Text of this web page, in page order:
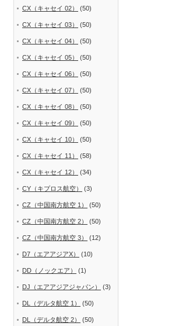
CX（キャセイ 02） (50)
CX（キャセイ 03） (50)
CX（キャセイ 04） (50)
CX（キャセイ 05） (50)
CX（キャセイ 06） (50)
CX（キャセイ 07） (50)
CX（キャセイ 08） (50)
CX（キャセイ 09） (50)
CX（キャセイ 10） (50)
CX（キャセイ 11） (58)
CX（キャセイ 12） (34)
CY（キプロス航空） (3)
CZ（中国南方航空 1） (50)
CZ（中国南方航空 2） (50)
CZ（中国南方航空 3） (12)
D7（エアアジアX） (10)
DD（ノックエア） (1)
DJ（エアアジアジャパン） (3)
DL（デルタ航空 1） (50)
DL（デルタ航空 2） (50)